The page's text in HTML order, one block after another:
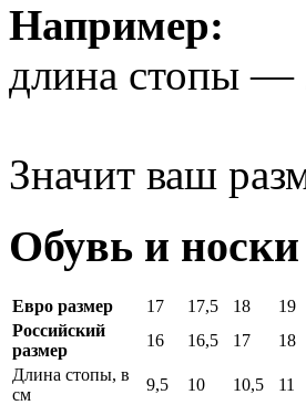
Например:
длина стопы —
Значит ваш
Обувь и носки
Евро размер 17 17,5 18 19
Российский
размер
16 16,5 17 18
Длина стопы, в
см
9,5 10 10,5 11